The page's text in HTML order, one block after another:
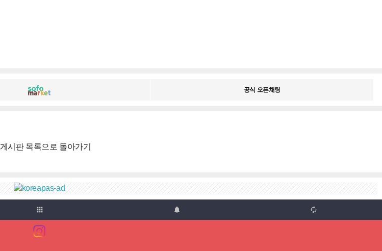
공식 오픈채팅
게시판 목록으로 돌아가기
apps  